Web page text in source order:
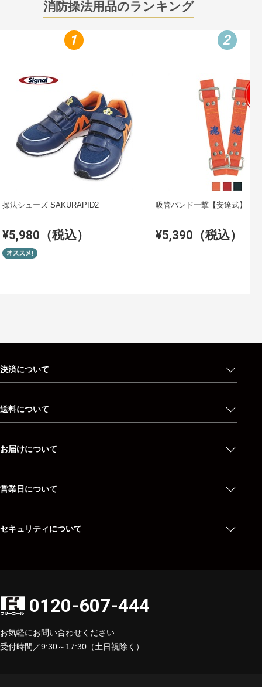
消防操法用品のランキング
1
操法シューズ SAKURAPID2
¥5,980（税込）
2
吸管バンド一撃【安達式】
¥5,390（税込）
決済について
送料について
お届けについて
営業日について
セキュリティについて
0120-607-444
お気軽にお問い合わせください
受付時間／9:30～17:30（土日祝除く）